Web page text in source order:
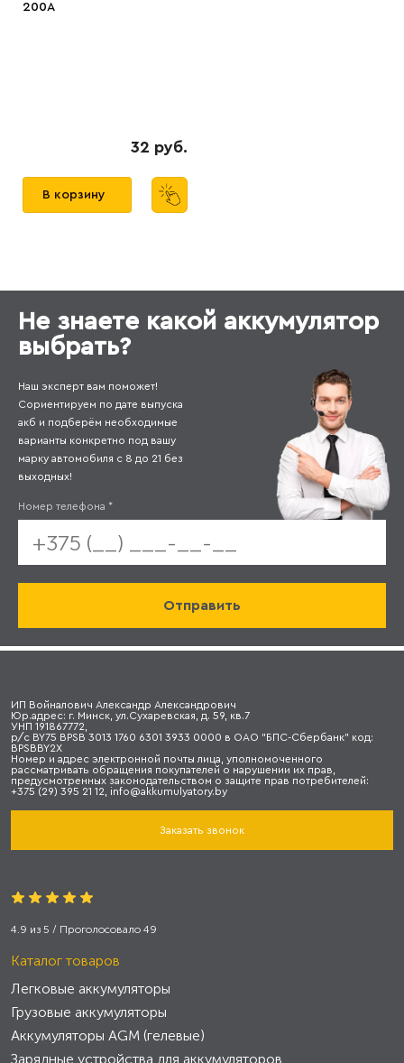
200А
32 руб.
В корзину
Не знаете какой аккумулятор
выбрать?
Наш эксперт вам поможет!
Сориентируем по дате выпуска
акб и подберём необходимые
варианты конкретно под вашу
марку автомобиля с 8 до 21 без
выходных!
Номер телефона *
ИП Войналович Александр Александрович
Юр.адрес: г. Минск, ул.Сухаревская, д. 59, кв.7
УНП 191867772,
р/с BY75 BPSB 3013 1760 6301 3933 0000 в ОАО "БПС-Сбербанк" код:
BPSBBY2X
Номер и адрес электронной почты лица, уполномоченного
рассматривать обращения покупателей о нарушении их прав,
предусмотренных законодательством о защите прав потребителей:
+375 (29) 395 21 12, info@akkumulyatory.by
Заказать звонок
4.9 из 5 / Проголосовало 49
Каталог товаров
Легковые аккумуляторы
Грузовые аккумуляторы
Аккумуляторы AGM (гелевые)
Зарядные устройства для аккумуляторов